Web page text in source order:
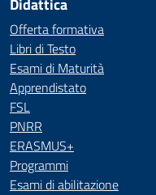
Didattica
Offerta formativa
Libri di Testo
Esami di Maturità
Apprendistato
FSL
PNRR
ERASMUS+
Programmi
Esami di abilitazione